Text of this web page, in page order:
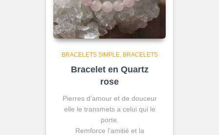
BRACELETS SIMPLE BRACELETS
Bracelet en Quartz
rose
Pierres d’amour et de douceur
elle le transmets a celui qui le
porte.
Remforce l’amitié et la